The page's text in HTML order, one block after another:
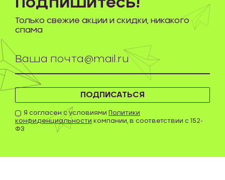
ПОДПИСАТЬСЯ
Я согласен с условиями Политики
конфиденциальности компании, в соответствии с 152-
ФЗ
Подпишитесь!
Только свежие акции и скидки, никакого
спама